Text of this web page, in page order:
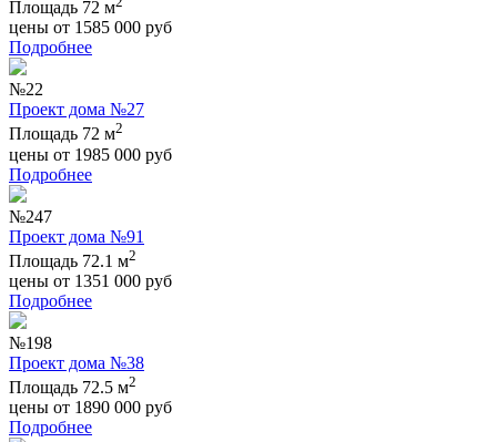
Площадь 72 м
цены от 1585 000 руб
Подробнее
№22
Проект дома №27
Площадь 72 м2
цены от 1985 000 руб
Подробнее
№247
Проект дома №91
Площадь 72.1 м2
цены от 1351 000 руб
Подробнее
№198
Проект дома №38
Площадь 72.5 м2
цены от 1890 000 руб
Подробнее